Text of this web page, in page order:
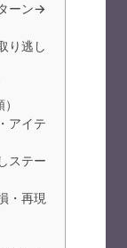
ーン→
り逃し
アイテ
ステー
・再現